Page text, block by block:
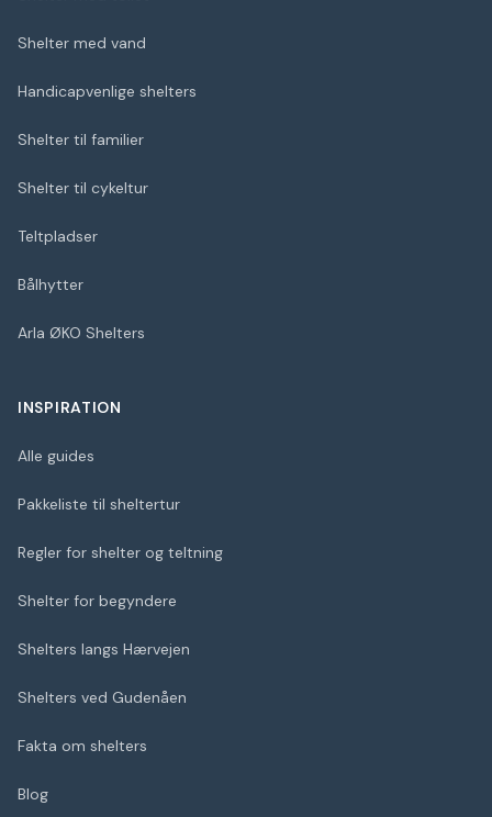
Shelter med vand
Handicapvenlige shelters
Shelter til familier
Shelter til cykeltur
Teltpladser
Bålhytter
Arla ØKO Shelters
INSPIRATION
Alle guides
Pakkeliste til sheltertur
Regler for shelter og teltning
Shelter for begyndere
Shelters langs Hærvejen
Shelters ved Gudenåen
Fakta om shelters
Blog